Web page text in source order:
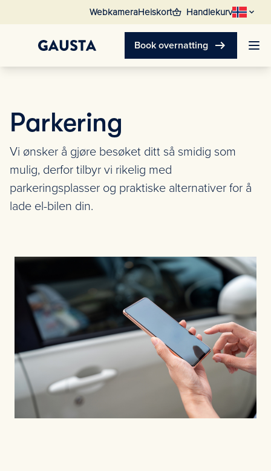
WebkameraHeiskortshopping_basket Handlekurv
Book overnatting arrow_right_alt
Parkering
Vi ønsker å gjøre besøket ditt så smidig som
mulig, derfor tilbyr vi rikelig med
parkeringsplasser og praktiske alternativer for å
lade el-bilen din.